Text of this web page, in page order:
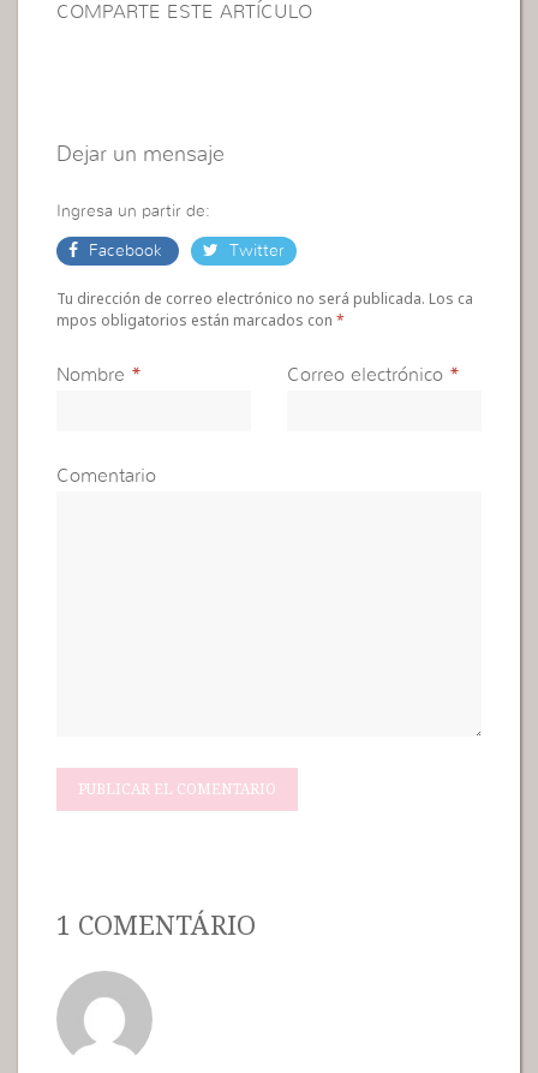
COMPARTE ESTE ARTÍCULO
Dejar un mensaje
Ingresa un partir de:
Facebook Twitter
Tu dirección de correo electrónico no será publicada. Los ca
mpos obligatorios están marcados con*
Nombre * Correo electrónico *
Comentario
1 COMENTÁRIO